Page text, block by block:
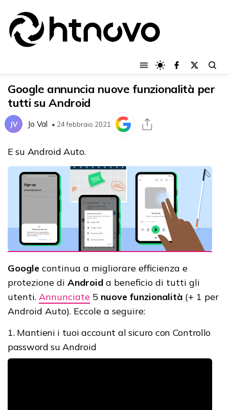
Google annuncia nuove funzionalità per
tutti su Android
JV Jo Val • 24 febbraio 2021
E su Android Auto.
Google continua a migliorare efficienza e
protezione di Android a beneficio di tutti gli
utenti. Annunciate 5 nuove funzionalità (+ 1 per
Android Auto). Eccole a seguire:
1. Mantieni i tuoi account al sicuro con Controllo
password su Android